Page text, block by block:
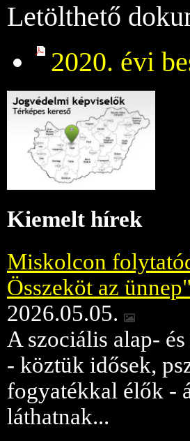
Letölthető
2020. évi
Kiemelt hírek
Miskolcon
Összeköt az
2026.05.05.
A szociális alap-
- köztük idősek,
fogyatékkal élők -
láthatnak...